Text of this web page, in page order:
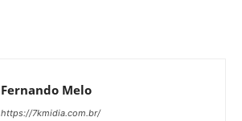
Fernando Melo
https://7kmidia.com.br/